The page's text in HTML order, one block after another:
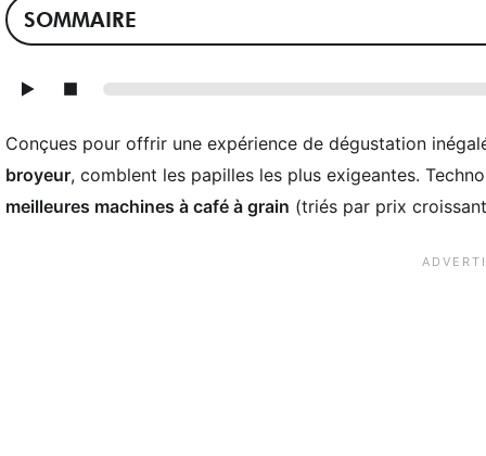
SOMMAIRE
Conçues pour offrir une expérience de dégustation
broyeur, comblent les papilles les plus exigeantes.
meilleures machines à café à grain (triés par prix